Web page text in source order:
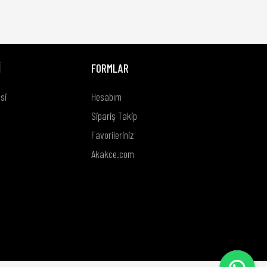
FORMLAR
Hesabım
Sipariş Takip
Favorileriniz
Akakce.com